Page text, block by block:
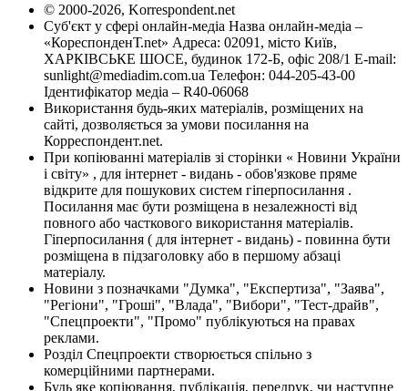
© 2000-2026, Korrespondent.net
Суб'єкт у сфері онлайн-медіа Назва онлайн-медіа –
«КореспонденТ.net» Адреса: 02091, місто Київ,
ХАРКІВСЬКЕ ШОСЕ, будинок 172-Б, офіс 208/1 E-mail:
sunlight@mediadim.com.ua Телефон: 044-205-43-00
Ідентифікатор медіа – R40-06068
Використання будь-яких матеріалів, розміщених на
сайті, дозволяється за умови посилання на
Корреспондент.net.
При копіюванні матеріалів зі сторінки « Новини України
і світу» , для інтернет - видань - обов'язкове пряме
відкрите для пошукових систем гіперпосилання .
Посилання має бути розміщена в незалежності від
повного або часткового використання матеріалів.
Гіперпосилання ( для інтернет - видань) - повинна бути
розміщена в підзаголовку або в першому абзаці
матеріалу.
Новини з позначками "Думка", "Експертиза", "Заява",
"Регіони", "Гроші", "Влада", "Вибори", "Тест-драйв",
"Спецпроекти", "Промо" публікуються на правах
реклами.
Розділ Спецпроекти створюється спільно з
комерційними партнерами.
Будь яке копіювання, публікація, передрук, чи наступне